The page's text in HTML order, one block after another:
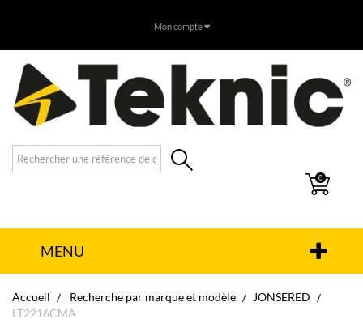
Mon compte
0
MENU
Accueil Recherche par marque et modèle
JONSERED
LT2216CMA